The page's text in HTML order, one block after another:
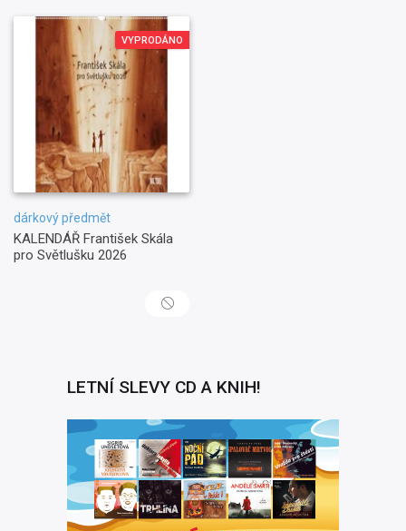
VYPRODÁNO
dárkový předmět
KALENDÁŘ František Skála
pro Světlušku 2026
LETNÍ SLEVY CD A KNIH!